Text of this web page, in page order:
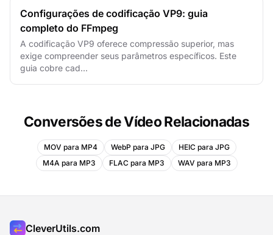
Configurações de codificação VP9: guia
completo do FFmpeg
A codificação VP9 oferece compressão superior, mas
exige compreender seus parâmetros específicos. Este
guia cobre cad...
Conversões de Vídeo Relacionadas
MOV para MP4 WebP para JPG
HEIC para JPG
M4A para MP3
FLAC para MP3 WAV para MP3
CleverUtils.com